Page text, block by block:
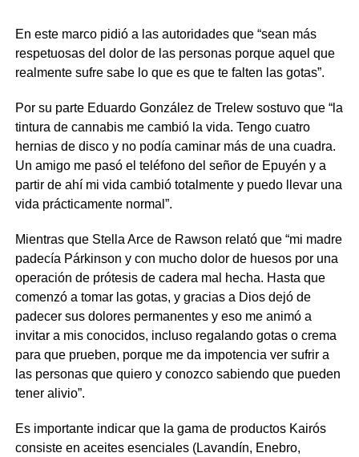
En este marco pidió a las autoridades que “sean más
respetuosas del dolor de las personas porque aquel que
realmente sufre sabe lo que es que te falten las gotas”.
Por su parte Eduardo González de Trelew sostuvo que “la
tintura de cannabis me cambió la vida. Tengo cuatro
hernias de disco y no podía caminar más de una cuadra.
Un amigo me pasó el teléfono del señor de Epuyén y a
partir de ahí mi vida cambió totalmente y puedo llevar una
vida prácticamente normal”.
Mientras que Stella Arce de Rawson relató que “mi madre
padecía Párkinson y con mucho dolor de huesos por una
operación de prótesis de cadera mal hecha. Hasta que
comenzó a tomar las gotas, y gracias a Dios dejó de
padecer sus dolores permanentes y eso me animó a
invitar a mis conocidos, incluso regalando gotas o crema
para que prueben, porque me da impotencia ver sufrir a
las personas que quiero y conozco sabiendo que pueden
tener alivio”.
Es importante indicar que la gama de productos Kairós
consiste en aceites esenciales (Lavandín, Enebro,